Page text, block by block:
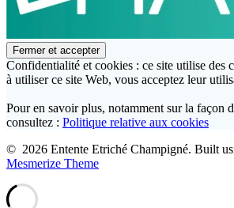
Confidentialité et cookies : ce site utilise des
à utiliser ce site Web, vous acceptez leur
Pour en savoir plus, notamment sur la façon
consultez : Politique relative aux cookies
© 2026 Entente Etriché Champigné. Built
Mesmerize Theme